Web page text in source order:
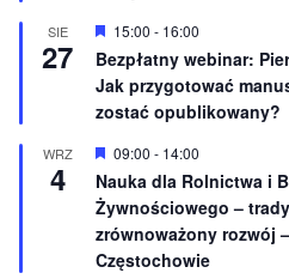
n
o
n
e
SIE
27
W
r
ó
ż
n
i
o
n
e
15:00 - 16:00
Bezpłatny webinar:
Jak przygotować
zostać opublikowany?
WRZ
4
W
r
ó
ż
n
i
09:00 - 14:00
Nauka dla Rolnictwa i
Żywnościowego –
zrównoważony rozwój
Częstochowie